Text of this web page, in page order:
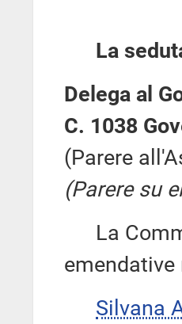
La
Delega al
C. 1038
(Parere
(Parere su
La
Silvana